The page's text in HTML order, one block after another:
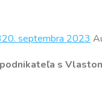
20. septembra 2023
s